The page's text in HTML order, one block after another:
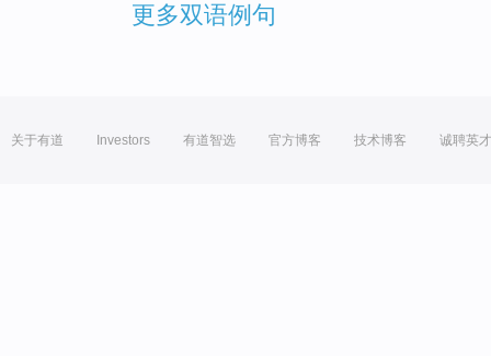
更多双语例句
关于有道 Investors 有道智选 官方博客 技术博客 诚聘英才